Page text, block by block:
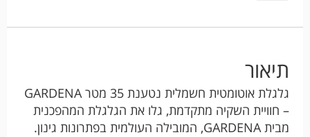
תיאור
גלגלת אוטומטית חשמלית נטענת 35 מטר GARDENA
– חוויית השקיה מתקדמת, גלו את הגלגלת המהפכנית
מבית GARDENA, המובילה העולמית בפתרונות גינון.